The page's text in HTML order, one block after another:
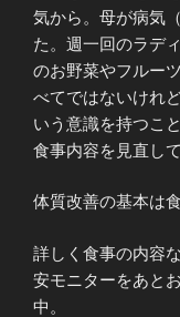
気から。母が病気
た。週一回のラデ
のお野菜やフルー
べてではないけれ
いう意識を持つこ
食事内容を見直し
体質改善の基本は
詳しく食事の内容
安モニターをあと
中。